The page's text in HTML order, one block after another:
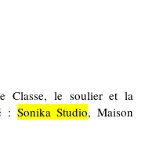
Classe, le soulier et la
: Sonika Studio, Maison